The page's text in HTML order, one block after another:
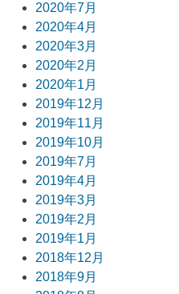
2020年7月
2020年4月
2020年3月
2020年2月
2020年1月
2019年12月
2019年11月
2019年10月
2019年7月
2019年4月
2019年3月
2019年2月
2019年1月
2018年12月
2018年9月